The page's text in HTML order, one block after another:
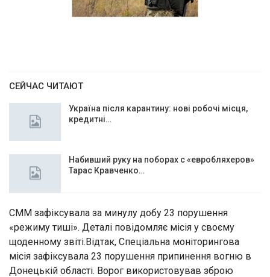
СЕЙЧАС ЧИТАЮТ
Україна після карантину: нові робочі місця,
кредитні…
Набивший руку на поборах с «евробляхеров»
Тарас Кравченко…
СММ зафіксувала за минулу добу 23 порушення
«режиму тиші». Деталі повідомляє місія у своєму
щоденному звіті.Відтак, Спеціальна моніторингова
місія зафіксувала 23 порушення припинення вогню в
Донецькій області. Ворог використовував зброю